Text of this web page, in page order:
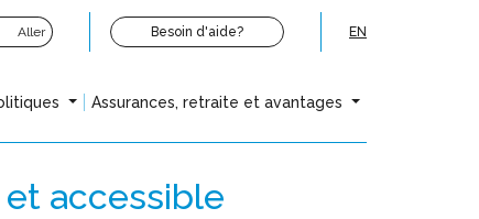
Aller Besoin d'aide? EN
Assurances, retraite et avantages
et accessible